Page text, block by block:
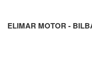
ELIMAR MOTOR -